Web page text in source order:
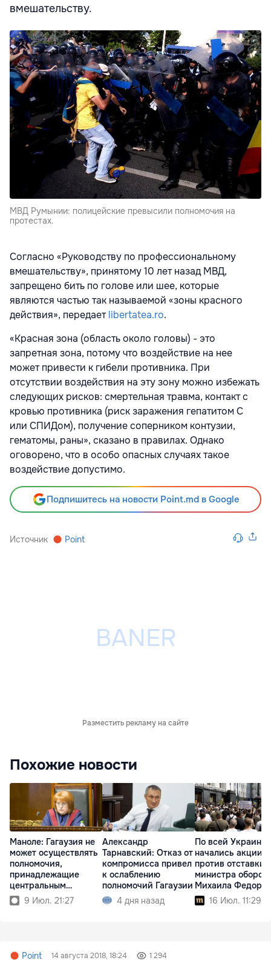
вмешательству.
МВД Румынии: полицейские превысили полномочия на
протестах.
Согласно «Руководству по профессиональному
вмешательству», принятому 10 лет назад МВД,
запрещено бить по голове или шее, которые
являются частью так называемой «зоны красного
действия», передаетlibertatea.ro.
«Красная зона (область около головы) - это
запретная зона, потому что воздействие на нее
может привести к гибели противника. При
отсутствии воздействия на эту зону можно избежать
следующих рисков: смертельная травма, контакт с
кровью противника (риск заражения гепатитом С
или СПИДом), получение соперником контузии,
гематомы, раны», сказано в правилах. Однако
оговорено, что в особо опасных случаях такое
воздействие допустимо.
Подпишитесь на новости Point.md в Google
Источник Point
Разместить рекламу на сайте
Похожие новости
Маноле: Гагаузия не
может осуществлять
полномочия,
принадлежащие
центральным
властям
9 Июл. 21:27
Александр
Тарнавский: Отказ от
компромисса привел
к ослаблению
полномочий Гагаузии
4 дня назад
По всей Украине
начались акции
против отставки
министра
Михаила
16 Июл. 11:29
Point 14 августа 2018, 18:24 1 294